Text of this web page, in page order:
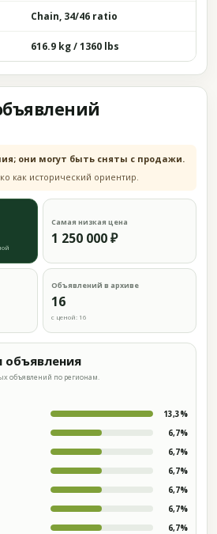
Chain, 34/46 ratio
616.9 kg / 1360 lbs
они могут быть сняты с продажи.
как исторический ориентир.
Самая низкая цена
1 250 000 ₽
Объявлений в архиве
16
с ценой: 16
объявления
объявлений по регионам.
13,3%
6,7%
6,7%
6,7%
6,7%
6,7%
6,7%